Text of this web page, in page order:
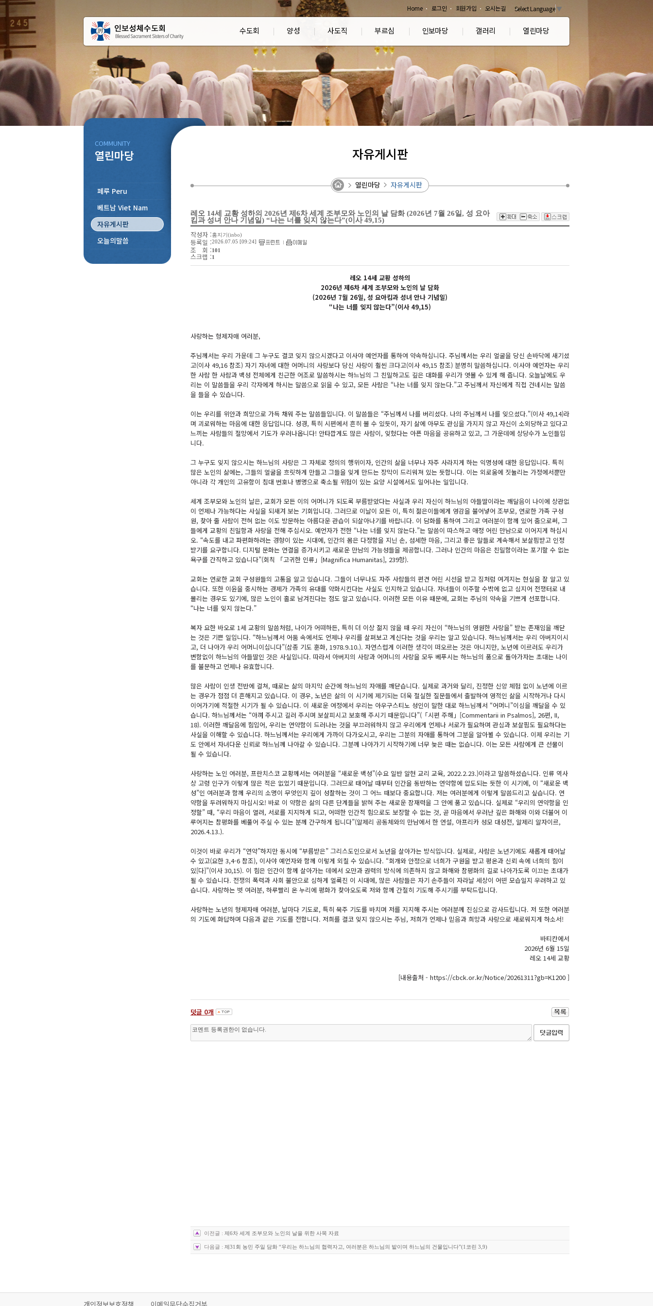
Home 로그인 회원가입 오시는길 Select Language ▼
수도회 양성 사도직 부르심 인보마당 갤러리 열린마당
COMMUNITY
열린마당
페루 Peru
베트남 Viet Nam
자유게시판
오늘의말씀
자유게시판
열린마당 자유게시판
레오 14세 교황 성하의 2026년 제6차 세계 조부모와 노인의 날 담화 (2026년 7월 26일, 성 요아
킴과 성녀 안나 기념일) “나는 너를 잊지 않는다”(이사 49,15)
작성자 :홈지기(inbo)
등록일 :2026.07.05 [09:24]
조 회 :101
스크랩 :1
레오 14세 교황 성하의
2026년 제6차 세계 조부모와 노인의 날 담화
(2026년 7월 26일, 성 요아킴과 성녀 안나 기념일)
“나는 너를 잊지 않는다”(이사 49,15)
사랑하는 형제자매 여러분,
주님께서는 우리 가운데 그 누구도 결코 잊지 않으시겠다고 이사야 예언자를 통하여 약속하십니다. 주님께서는 우리 얼굴을 당신 손바닥에 새기셨
고(이사 49,16 참조) 자기 자녀에 대한 어머니의 사랑보다 당신 사랑이 훨씬 크다고(이사 49,15 참조) 분명히 말씀하십니다. 이사야 예언자는 우리
한 사람 한 사람과 백성 전체에게 친근한 어조로 말씀하시는 하느님의 그 친밀하고도 깊은 대화를 우리가 엿볼 수 있게 해 줍니다. 오늘날에도 우
리는 이 말씀들을 우리 각자에게 하시는 말씀으로 읽을 수 있고, 모든 사람은 “나는 너를 잊지 않는다.”고 주님께서 자신에게 직접 건네시는 말씀
을 들을 수 있습니다.
이는 우리를 위안과 희망으로 가득 채워 주는 말씀들입니다. 이 말씀들은 “주님께서 나를 버리셨다. 나의 주님께서 나를 잊으셨다.”(이사 49,14)라
며 괴로워하는 마음에 대한 응답입니다. 성경, 특히 시편에서 흔히 볼 수 있듯이, 자기 삶에 아무도 관심을 가지지 않고 자신이 소외당하고 있다고
느끼는 사람들의 절망에서 기도가 우러나옵니다! 안타깝게도 많은 사람이, 잊혔다는 아픈 마음을 공유하고 있고, 그 가운데에 상당수가 노인들입
니다.
그 누구도 잊지 않으시는 하느님의 사랑은 그 자체로 정의의 행위이자, 인간의 삶을 너무나 자주 사라지게 하는 익명성에 대한 응답입니다. 특히
많은 노인의 삶에는, 그들의 얼굴을 흐릿하게 만들고 그들을 잊게 만드는 장막이 드리워져 있는 듯합니다. 이는 외로움에 짓눌리는 가정에서뿐만
아니라 각 개인의 고유함이 침대 번호나 병명으로 축소될 위험이 있는 요양 시설에서도 일어나는 일입니다.
세계 조부모와 노인의 날은, 교회가 모든 이의 어머니가 되도록 부름받았다는 사실과 우리 자신이 하느님의 아들딸이라는 깨달음이 나이에 상관없
이 언제나 가능하다는 사실을 되새겨 보는 기회입니다. 그러므로 이날이 모든 이, 특히 젊은이들에게 영감을 불어넣어 조부모, 연로한 가족 구성
원, 찾아 줄 사람이 전혀 없는 이도 방문하는 아름다운 관습이 되살아나기를 바랍니다. 이 담화를 통하여 그리고 여러분이 함께 있어 줌으로써, 그
들에게 교황의 친밀함과 사랑을 전해 주십시오. 예언자가 전한 “나는 너를 잊지 않는다.”는 말씀이 따스하고 애정 어린 만남으로 이어지게 하십시
오. “속도를 내고 파편화하려는 경향이 있는 시대에, 인간의 몸은 다정함을 지닌 손, 섬세한 마음, 그리고 좋은 말들로 계속해서 보살핌받고 인정
받기를 요구합니다. 디지털 문화는 연결을 증가시키고 새로운 만남의 가능성들을 제공합니다. 그러나 인간의 마음은 친밀함이라는 포기할 수 없는
욕구를 간직하고 있습니다”(회칙 「고귀한 인류」[Magnifica Humanitas], 239항).
교회는 연로한 교회 구성원들의 고통을 알고 있습니다. 그들이 너무나도 자주 사람들의 편견 어린 시선을 받고 짐처럼 여겨지는 현실을 잘 알고 있
습니다. 또한 이윤을 중시하는 경제가 가족의 유대를 약화시킨다는 사실도 인지하고 있습니다. 자녀들이 이주할 수밖에 없고 심지어 전쟁터로 내
몰리는 경우도 있기에, 많은 노인이 홀로 남겨진다는 점도 알고 있습니다. 이러한 모든 이유 때문에, 교회는 주님의 약속을 기쁘게 선포합니다.
“나는 너를 잊지 않는다.”
복자 요한 바오로 1세 교황의 말씀처럼, 나이가 어떠하든, 특히 더 이상 젊지 않을 때 우리 자신이 “하느님의 영원한 사랑을” 받는 존재임을 깨닫
는 것은 기쁜 일입니다. “하느님께서 어둠 속에서도 언제나 우리를 살펴보고 계신다는 것을 우리는 알고 있습니다. 하느님께서는 우리 아버지이시
고, 더 나아가 우리 어머니이십니다”(삼종 기도 훈화, 1978.9.10.). 자연스럽게 이러한 생각이 떠오르는 것은 아니지만, 노년에 이르러도 우리가
변함없이 하느님의 아들딸인 것은 사실입니다. 따라서 아버지의 사랑과 어머니의 사랑을 모두 베푸시는 하느님의 품으로 돌아가자는 초대는 나이
를 불문하고 언제나 유효합니다.
많은 사람이 인생 전반에 걸쳐, 때로는 삶의 마지막 순간에 하느님의 자애를 깨닫습니다. 실제로 과거와 달리, 진정한 신앙 체험 없이 노년에 이르
는 경우가 점점 더 흔해지고 있습니다. 이 경우, 노년은 삶의 이 시기에 제기되는 더욱 절실한 질문들에서 출발하여 영적인 삶을 시작하거나 다시
이어가기에 적절한 시기가 될 수 있습니다. 이 새로운 여정에서 우리는 아우구스티노 성인이 말한 대로 하느님께서 “어머니”이심을 깨달을 수 있
습니다. 하느님께서는 “아껴 주시고 길러 주시며 보살피시고 보호해 주시기 때문입니다”(「시편 주해」[Commentarii in Psalmos], 26편, II,
18). 이러한 깨달음에 힘입어, 우리는 연약함이 드러나는 것을 부끄러워하지 않고 우리에게 언제나 서로가 필요하며 관심과 보살핌도 필요하다는
사실을 이해할 수 있습니다. 하느님께서는 우리에게 가까이 다가오시고, 우리는 그분의 자애를 통하여 그분을 알아뵐 수 있습니다. 이제 우리는 기
도 안에서 자녀다운 신뢰로 하느님께 나아갈 수 있습니다. 그분께 나아가기 시작하기에 너무 늦은 때는 없습니다. 이는 모든 사람에게 큰 선물이
될 수 있습니다.
사랑하는 노인 여러분, 프란치스코 교황께서는 여러분을 “새로운 백성”(수요 일반 알현 교리 교육, 2022.2.23.)이라고 말씀하셨습니다. 인류 역사
상 고령 인구가 이렇게 많은 적은 없었기 때문입니다. 그러므로 태어날 때부터 인간을 동반하는 연약함에 압도되는 듯한 이 시기에, 이 “새로운 백
성”인 여러분과 함께 우리의 소명이 무엇인지 깊이 성찰하는 것이 그 어느 때보다 중요합니다. 저는 여러분에게 이렇게 말씀드리고 싶습니다. 연
약함을 두려워하지 마십시오! 바로 이 약함은 삶의 다른 단계들을 밝혀 주는 새로운 잠재력을 그 안에 품고 있습니다. 실제로 “우리의 연약함을 인
정할” 때, “우리 마음이 열려, 서로를 지지하게 되고, 어떠한 인간적 힘으로도 보장할 수 없는 것, 곧 마음에서 우러난 깊은 화해와 이와 더불어 이
루어지는 참평화를 베풀어 주실 수 있는 분께 간구하게 됩니다”(알제리 공동체와의 만남에서 한 연설, 아프리카 성모 대성전, 알제리 알자이르,
2026.4.13.).
이것이 바로 우리가 “연약”하지만 동시에 “부름받은” 그리스도인으로서 노년을 살아가는 방식입니다. 실제로, 사람은 노년기에도 새롭게 태어날
수 있고(요한 3,4-6 참조), 이사야 예언자와 함께 이렇게 외칠 수 있습니다. “회개와 안정으로 너희가 구원을 받고 평온과 신뢰 속에 너희의 힘이
있[다]”(이사 30,15). 이 힘은 인간이 함께 살아가는 데에서 오만과 권력의 방식에 의존하지 않고 화해와 참평화의 길로 나아가도록 이끄는 초대가
될 수 있습니다. 전쟁의 폭력과 사회 불안으로 심하게 얼룩진 이 시대에, 많은 사람들은 자기 손주들이 자라날 세상이 어떤 모습일지 우려하고 있
습니다. 사랑하는 벗 여러분, 하루빨리 온 누리에 평화가 찾아오도록 저와 함께 간절히 기도해 주시기를 부탁드립니다.
사랑하는 노년의 형제자매 여러분, 날마다 기도로, 특히 묵주 기도를 바치며 저를 지지해 주시는 여러분께 진심으로 감사드립니다. 저 또한 여러분
의 기도에 화답하며 다음과 같은 기도를 전합니다. 저희를 결코 잊지 않으시는 주님, 저희가 언제나 믿음과 희망과 사랑으로 새로워지게 하소서!
바티칸에서
2026년 6월 15일
레오 14세 교황
[내용출처 - https://cbck.or.kr/Notice/20261311?gb=K1200 ]
덧글 0개
이전글 : 제6차 세계 조부모와 노인의 날을 위한 사목 자료
다음글 : 제31회 농민 주일 담화 “우리는 하느님의 협력자고, 여러분은 하느님의 밭이며 하느님의 건물입니다”(1코린 3,9)
개인정보보호정책 이메일무단수집거부